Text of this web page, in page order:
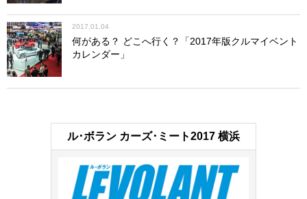
2017.01.04
何がある？ どこへ行く？「2017年版クルマイベント
カレンダー」
ル･ボラン カーズ･ミート2017 横浜